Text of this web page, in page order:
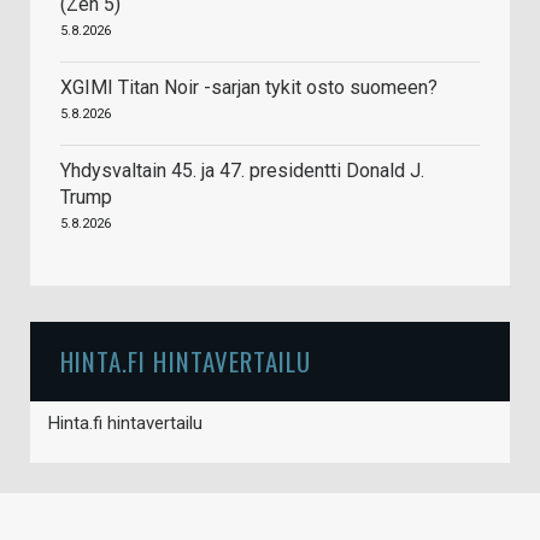
(Zen 5)
5.8.2026
XGIMI Titan Noir -sarjan tykit osto suomeen?
5.8.2026
Yhdysvaltain 45. ja 47. presidentti Donald J.
Trump
5.8.2026
HINTA.FI HINTAVERTAILU
Hinta.fi hintavertailu